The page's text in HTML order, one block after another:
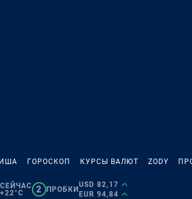
ГОРОСКОП КУРСЫ ВАЛЮТ ZODY
СЕЙЧАС
+22°C
2 ПРОБКИ
USD 82,17
EUR 94,84